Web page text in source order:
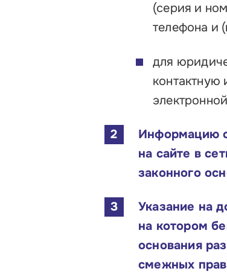
(серия и
телефона и
для
Информацию
на сайте в
законного
Указание на
на котором
основания
смежных